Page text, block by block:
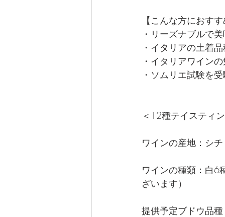
【こんな方におすす
・リーズナブルで
・イタリアの土着
・イタリアワイン
・ソムリエ試験を
＜12種テイスティ
ワインの産地：シ
ワインの種類：白6
ざいます）
提供予定ブドウ品